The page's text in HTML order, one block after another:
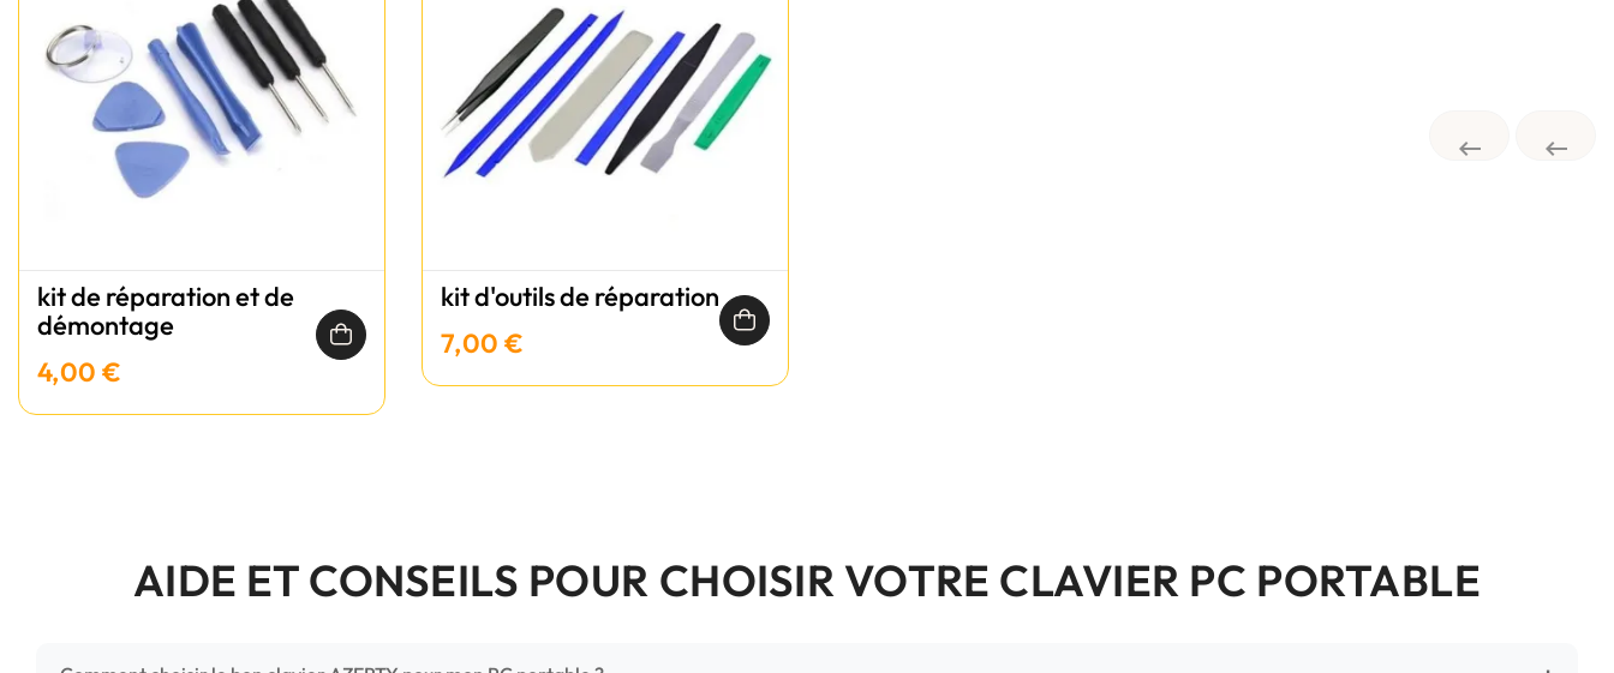
 
kit de réparation et de
démontage
4,00 €
kit d'outils de réparation
7,00 €
AIDE ET CONSEILS POUR CHOISIR VOTRE CLAVIER PC PORTABLE